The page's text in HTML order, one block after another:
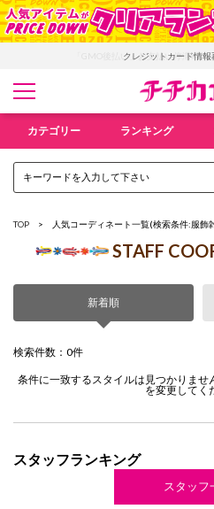
「GMO後払い」お支払い停滞時の
クレジットカード情
カテゴリー ランキング
TOP 人気コーディネート一覧(検索条件:服飾
STAFF
新着順
検索件数：0件
条件に一致するスタイルは見つかりま
を変更してく
スタッフランキング
スタッフ